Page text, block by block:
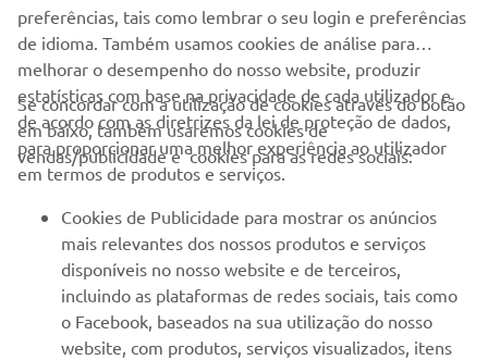
EMPRESA
MAIS YAMAHA
SERVIÇO E SUPORTE
preferências, tais como lembrar o seu login e preferências
de idioma. Também usamos cookies de análise para
melhorar o desempenho do nosso website, produzir
estatísticas com base na privacidade de cada utilizador e
de acordo com as diretrizes da lei de proteção de dados,
para proporcionar uma melhor experiência ao utilizador
em termos de produtos e serviços.
Se concordar com a utilização de cookies através do botão
em baixo, também usaremos cookies de
vendas/publicidade e cookies para as redes sociais:
Cookies de Publicidade para mostrar os anúncios
mais relevantes dos nossos produtos e serviços
disponíveis no nosso website e de terceiros,
incluindo as plataformas de redes sociais, tais como
o Facebook, baseados na sua utilização do nosso
website, com produtos, serviços visualizados, itens